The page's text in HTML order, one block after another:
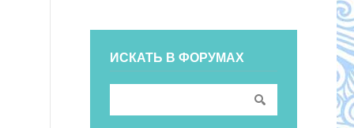
ИСКАТЬ В ФОРУМАХ